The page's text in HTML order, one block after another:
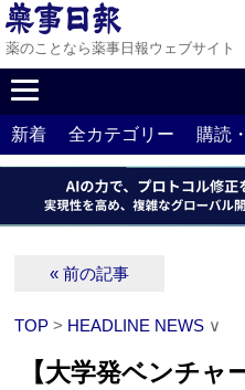
薬のことなら薬事日報ウェブサイト
新着 全カテゴリー 購読
« 前の記事
TOP > HEADLINE NEWS ∨
【大学発ベンチャ